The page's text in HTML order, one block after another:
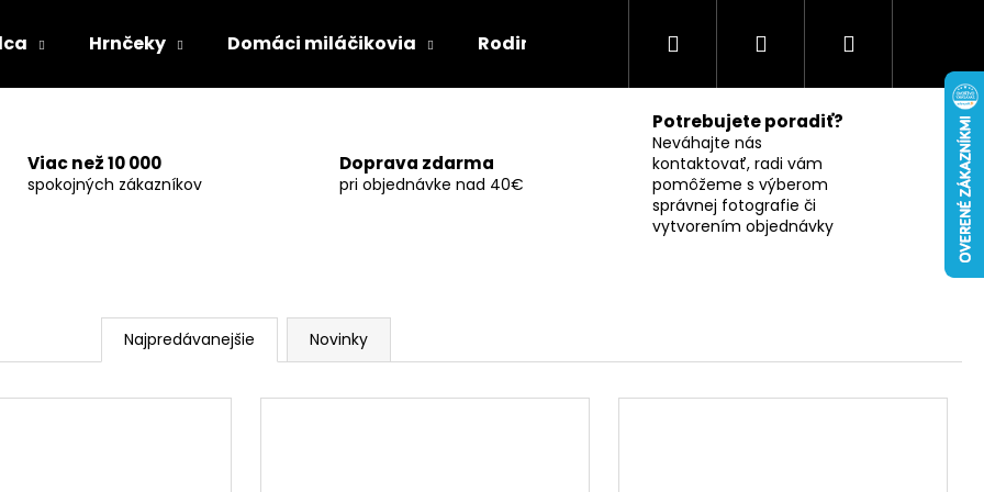
Hrnčeky Domáci miláčikovia Rodina Záujmy Pre páry
Hľadať PrihlásenieNákupný
Viac než 10 000
spokojných zákazníkov
Doprava zdarma
pri objednávke nad 40€
Potrebujete poradiť?
Neváhajte nás
kontaktovať, radi vám
pomôžeme s výberom
správnej fotografie či
vytvorením objednávky
Najpredávanejšie Novinky
VANKÚŠ S VLASTNOU POTLAČOU - HRNČEK PRE ŠÉFA "TAKTO VYZERÁ